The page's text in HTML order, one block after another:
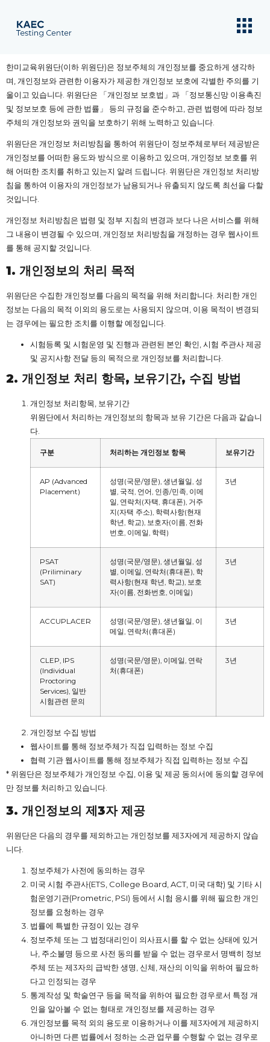
한미교육위원단(이하 위원단)은 정보주체의 개인정보를 중요하게 생각하
며, 개인정보와 관련한 이용자가 제공한 개인정보 보호에 각별한 주의를 기
울이고 있습니다. 위원단은 「개인정보 보호법」과 「정보통신망 이용촉진
및 정보보호 등에 관한 법률」 등의 규정을 준수하고, 관련 법령에 따라 정보
주체의 개인정보와 권익을 보호하기 위해 노력하고 있습니다.
위원단은 개인정보 처리방침을 통하여 위원단이 정보주체로부터 제공받은
개인정보를 어떠한 용도와 방식으로 이용하고 있으며, 개인정보 보호를 위
해 어떠한 조치를 취하고 있는지 알려 드립니다. 위원단은 개인정보 처리방
침을 통하여 이용자의 개인정보가 남용되거나 유출되지 않도록 최선을 다할
것입니다.
개인정보 처리방침은 법령 및 정부 지침의 변경과 보다 나은 서비스를 위해
그 내용이 변경될 수 있으며, 개인정보 처리방침을 개정하는 경우 웹사이트
를 통해 공지할 것입니다.
1. 개인정보의 처리 목적
위원단은 수집한 개인정보를 다음의 목적을 위해 처리합니다. 처리한 개인
정보는 다음의 목적 이외의 용도로는 사용되지 않으며, 이용 목적이 변경되
는 경우에는 필요한 조치를 이행할 예정입니다.
시험등록 및 시험운영 및 진행과 관련된 본인 확인, 시험 주관사 제공
및 공지사항 전달 등의 목적으로 개인정보를 처리합니다.
2. 개인정보 처리 항목, 보유기간, 수집 방법
개인정보 처리항목, 보유기간
위원단에서 처리하는 개인정보의 항목과 보유 기간은 다음과 같습니
다.
구분 처리하는 개인정보 항목 보유기간
AP (Advanced
Placement)
성명(국문/영문), 생년월일, 성
별, 국적, 언어, 인종/민족, 이메
일, 연락처(자택, 휴대폰), 거주
지(자택 주소), 학력사항(현재
학년, 학교), 보호자(이름, 전화
번호, 이메일, 학력)
3년
PSAT
(Priliminary
SAT)
성명(국문/영문), 생년월일, 성
별, 이메일, 연락처(휴대폰), 학
력사항(현재 학년, 학교), 보호
자(이름, 전화번호, 이메일)
3년
ACCUPLACER
성명(국문/영문), 생년월일, 이
메일, 연락처(휴대폰)
3년
CLEP, IPS
(Individual
Proctoring
Services), 일반
시험관련 문의
성명(국문/영문), 이메일, 연락
처(휴대폰)
3년
개인정보 수집 방법
웹사이트를 통해 정보주체가 직접 입력하는 정보 수집
협력 기관 웹사이트를 통해 정보주체가 직접 입력하는 정보 수집
* 위원단은 정보주체가 개인정보 수집, 이용 및 제공 동의서에 동의할 경우에
만 정보를 처리하고 있습니다.
3. 개인정보의 제3자 제공
위원단은 다음의 경우를 제외하고는 개인정보를 제3자에게 제공하지 않습
니다.
정보주체가 사전에 동의하는 경우
미국 시험 주관사(ETS, College Board, ACT, 미국 대학) 및 기타 시
험운영기관(Prometric, PSI) 등에서 시험 응시를 위해 필요한 개인
정보를 요청하는 경우
법률에 특별한 규정이 있는 경우
정보주체 또는 그 법정대리인이 의사표시를 할 수 없는 상태에 있거
나, 주소불명 등으로 사전 동의를 받을 수 없는 경우로서 명백히 정보
주체 또는 제3자의 급박한 생명, 신체, 재산의 이익을 위하여 필요하
다고 인정되는 경우
통계작성 및 학술연구 등을 목적을 위하여 필요한 경우로서 특정 개
인을 알아볼 수 없는 형태로 개인정보를 제공하는 경우
개인정보를 목적 외의 용도로 이용하거나 이를 제3자에게 제공하지
아니하면 다른 법률에서 정하는 소관 업무를 수행할 수 없는 경우로